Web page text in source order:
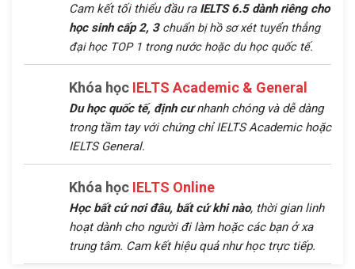
Cam kết tối thiểu đầu raIELTS 6.5 dành riêng cho
học sinh cấp 2, 3 chuẩn bị hồ sơ xét tuyển thẳng
đại học TOP 1 trong nước hoặc du học quốc tế.
Khóa học IELTS Academic & General
Du học quốc tế, định cưnhanh chóng và dễ dàng
trong tầm tay với chứng chỉ IELTS Academic hoặc
IELTS General.
Khóa học IELTS Online
Học bất cứ nơi đâu, bất cứ khi nào, thời gian linh
hoạt dành cho người đi làm hoặc các bạn ở xa
trung tâm. Cam kết hiệu quả như học trực tiếp.